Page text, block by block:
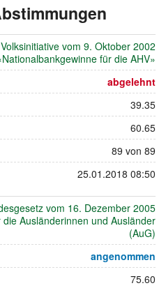
24.
2006
Volksinitiative vom 9. Oktober 2002
für die AHV»
abgelehnt
39.35
60.65
89 von 89
25.01.2018 08:50
vom 16. Dezember 2005
die Ausländerinnen und Ausländer
(AuG)
angenommen
75.60